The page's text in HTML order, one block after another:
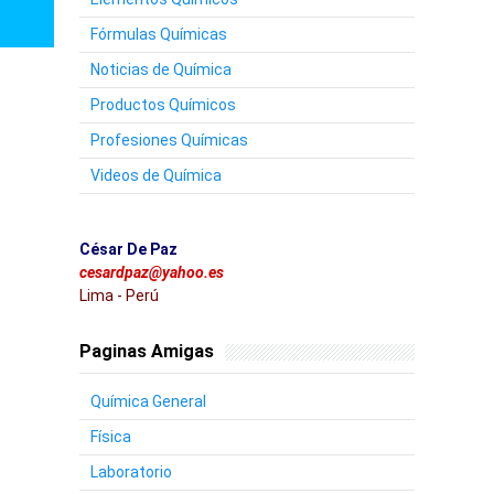
Fórmulas Químicas
Noticias de Química
Productos Químicos
Profesiones Químicas
Videos de Química
César De Paz
cesardpaz@yahoo.es
Lima - Perú
Paginas Amigas
Química General
Física
Laboratorio